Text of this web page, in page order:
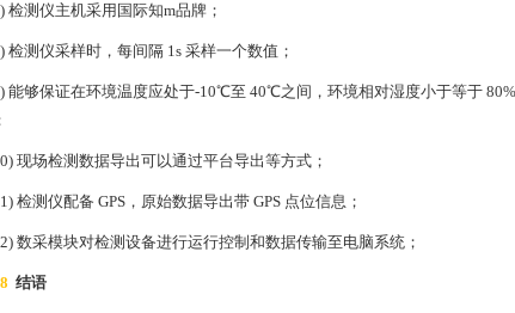
检测仪主机采用国际知m品牌；
检测仪采样时，每间隔 1s 采样一个数值；
能够保证在环境温度应处于-10℃至 40℃之间，环境相对湿度小于等于
现场检测数据导出可以通过平台导出等方式；
检测仪配备 GPS，原始数据导出带 GPS 点位信息；
数采模块对检测设备进行运行控制和数据传输至电脑系统；
结语